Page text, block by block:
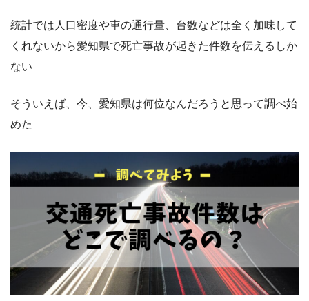
統計では人口密度や車の通行量、台数などは全く加味して
くれないから愛知県で死亡事故が起きた件数を伝えるしか
ない
そういえば、今、愛知県は何位なんだろうと思って調べ始
めた